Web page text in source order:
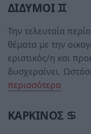
ΔΙΔΥΜΟΙ ♊
Την τελευταία
θέματα με την
εριστικός/η και
δυσχεραίνει.
περισσότερα
ΚΑΡΚΙΝΟΣ ♋